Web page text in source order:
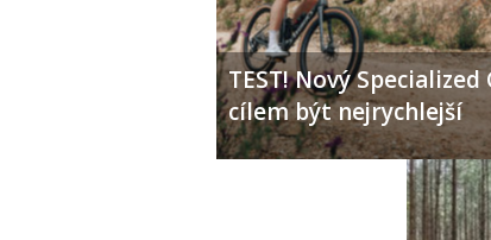
TEST! Nový Specialized
cílem být nejrychlejší